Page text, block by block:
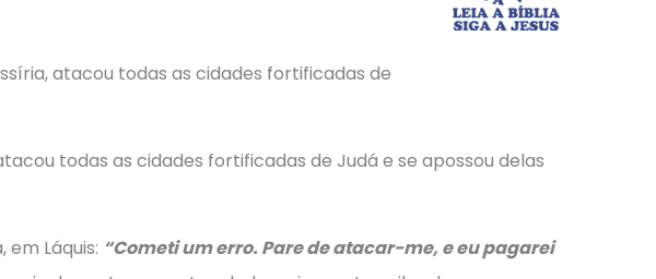
atacou todas as cidades fortificadas de
todas as cidades fortificadas de Judá e se apossou delas
em Láquis: “Cometi um erro. Pare de atacar-me, e eu pagarei